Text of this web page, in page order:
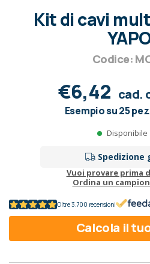
Kit di cavi
Codice:
€6,42 cad.
Esempio su 25
Disponibile
Spedizione
Vuoi provare prima
Ordina un
Oltre 3.700 recensioni
Calcola il